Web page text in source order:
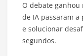
O debate
de IA passaram
e solucionar
segundos.